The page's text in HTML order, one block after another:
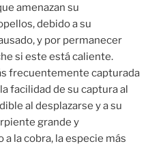
amenazan su
debido a su
y por permanecer
si este está caliente.
frecuentemente capturada
facilidad de su captura al
al desplazarse y a su
grande y
la cobra, la especie más